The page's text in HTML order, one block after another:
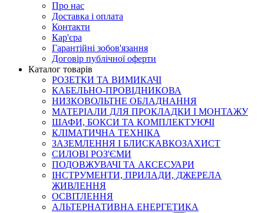
Про нас
Доставка і оплата
Контакти
Кар'єра
Гарантійні зобов'язання
Договір публічної оферти
Каталог товарів
РОЗЕТКИ ТА ВИМИКАЧІ
КАБЕЛЬНО-ПРОВІДНИКОВА
НИЗКОВОЛЬТНЕ ОБЛАДНАННЯ
МАТЕРІАЛИ ДЛЯ ПРОКЛАДКИ І МОНТАЖУ
ШАФИ, БОКСИ ТА КОМПЛЕКТУЮЧІ
КЛІМАТИЧНА ТЕХНІКА
ЗАЗЕМЛЕННЯ І БЛИСКАВКОЗАХИСТ
СИЛОВІ РОЗ'ЄМИ
ПОДОВЖУВАЧІ ТА АКСЕСУАРИ
ІНСТРУМЕНТИ, ПРИЛАДИ, ДЖЕРЕЛА
ЖИВЛЕННЯ
ОСВІТЛЕННЯ
АЛЬТЕРНАТИВНА ЕНЕРГЕТИКА